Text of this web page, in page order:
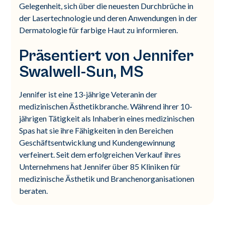
Gelegenheit, sich über die neuesten Durchbrüche in
der Lasertechnologie und deren Anwendungen in der
Dermatologie für farbige Haut zu informieren.
Präsentiert von Jennifer
Swalwell-Sun, MS
Jennifer ist eine 13-jährige Veteranin der
medizinischen Ästhetikbranche. Während ihrer 10-
jährigen Tätigkeit als Inhaberin eines medizinischen
Spas hat sie ihre Fähigkeiten in den Bereichen
Geschäftsentwicklung und Kundengewinnung
verfeinert. Seit dem erfolgreichen Verkauf ihres
Unternehmens hat Jennifer über 85 Kliniken für
medizinische Ästhetik und Branchenorganisationen
beraten.